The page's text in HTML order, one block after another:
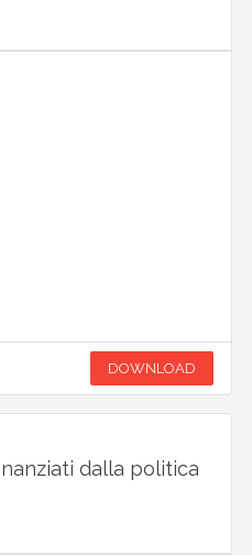
DOWNLOAD
dalla politica